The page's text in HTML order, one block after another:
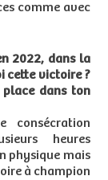
comme avec
2022, dans la
cette victoire ?
place dans ton
heures
physique mais
à champion